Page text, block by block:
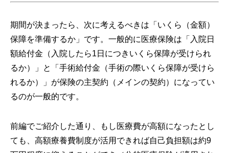
期間が決まったら、次に考えるべきは「いくら（金額）
保障を準備するか」です。一般的に医療保険は「入院日
額給付金（入院したら1日につきいくら保障が受けられ
るか）」と「手術給付金（手術の際いくら保障が受けら
れるか）」が保険の主契約（メインの契約）になってい
るのが一般的です。
前編でご紹介した通り、もし医療費が高額になったとし
ても、高額療養費制度が活用できれば自己負担額は約9